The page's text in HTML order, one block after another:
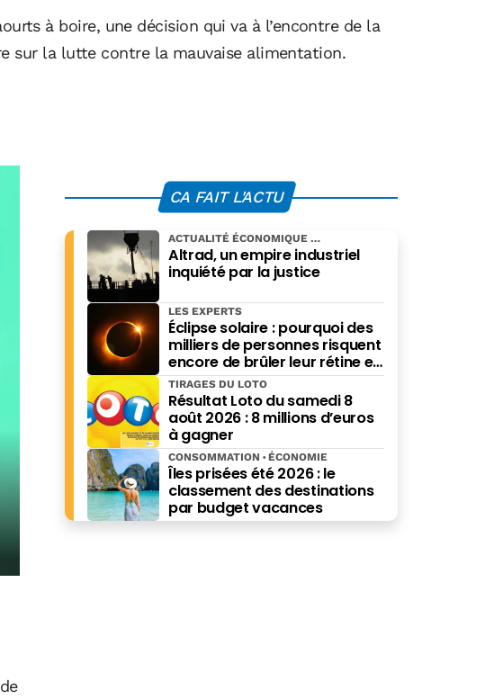
à boire, une décision qui va à l’encontre de la
sur la lutte contre la mauvaise alimentation.
CA FAIT L'ACTU
Altrad, un empire industriel
inquiété par la justice
ACTUALITÉ ÉCONOMIQUE
Éclipse solaire : pourquoi des
milliers de personnes risquent
encore de brûler leur rétine en
pensant bien faire
LES EXPERTS
Résultat Loto du samedi 8
août 2026 : 8 millions d’euros
à gagner
TIRAGES DU LOTO
Îles prisées été 2026 : le
classement des destinations
par budget vacances
CONSOMMATION ÉCONOMIE